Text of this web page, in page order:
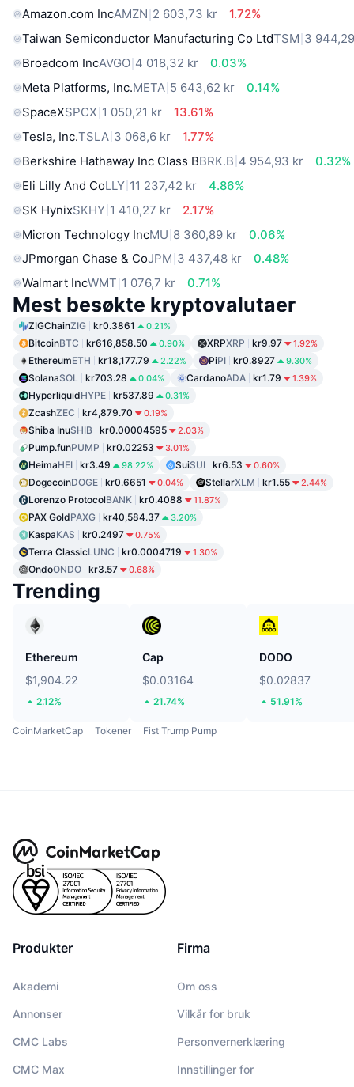
Amazon.com IncAMZN 2 603,73 kr
1.72%
Taiwan Semiconductor Manufacturing Co LtdTSM 3
Broadcom IncAVGO 4 018,32 kr
0.03%
Meta Platforms, Inc.META 5 643,62 kr
0.14%
SpaceXSPCX 1 050,21 kr
13.61%
Tesla, Inc.TSLA 3 068,6 kr
1.77%
Berkshire Hathaway Inc Class BBRK.B 4 954,93 kr
0.32%
Eli Lilly And CoLLY 11 237,42 kr
4.86%
SK HynixSKHY 1 410,27 kr
2.17%
Micron Technology IncMU 8 360,89 kr
0.06%
JPmorgan Chase & CoJPM 3 437,48 kr
0.48%
Walmart IncWMT 1 076,7 kr 0.71%
Mest besøkte kryptovalutaer
ZIGChainZIG kr0.3861 0.21%
BitcoinBTC kr616,858.50 0.90% XRPXRP kr9.97 1.92%
EthereumETH kr18,177.79 2.22% PiPI kr0.8927 9.30%
SolanaSOL kr703.28 0.04% CardanoADA kr1.79 1.39%
HyperliquidHYPE kr537.89 0.31%
ZcashZEC kr4,879.70 0.19%
Shiba InuSHIB kr0.00004595 2.03%
Pump.funPUMP kr0.02253 3.01%
HeimaHEI kr3.49 98.22% SuiSUI kr6.53 0.60%
DogecoinDOGE kr0.6651 0.04% StellarXLM kr1.55 2.44%
Lorenzo ProtocolBANK kr0.4088 11.87%
PAX GoldPAXG kr40,584.37 3.20%
KaspaKAS kr0.2497 0.75%
Terra ClassicLUNC kr0.0004719 1.30%
OndoONDO kr3.57 0.68%
Trending
Ethereum
$1,904.22
2.12%
Cap
$0.03164
21.74%
DODO
$0.02837
51.91%
CoinMarketCap Tokener Fist Trump Pump
Produkter
Akademi
Annonser
CMC Labs
CMC Max
Firma
Om oss
Vilkår for bruk
Personvernerklæring
Innstillinger for